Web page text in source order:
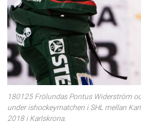
180125 Frölundas Pontus Widerström
under ishockeymatchen i SHL mellan
2018 i Karlskrona.